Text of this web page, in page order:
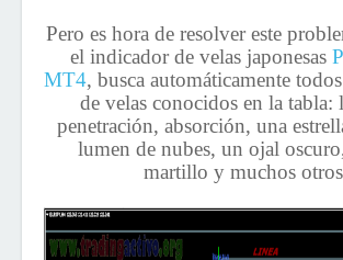
Pero es hora de resolver este
el indicador de velas japonesas
MT4, busca automáticamente
de velas conocidos en la tabla:
penetración, absorción, una
lumen de nubes, un ojal
martillo y muchos